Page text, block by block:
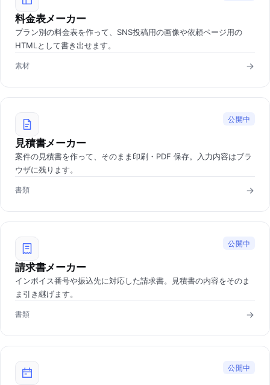
料金表メーカー
プラン別の料金表を作って、SNS投稿用の画像や依頼ページ用の
HTMLとして書き出せます。
素材
公開中
見積書メーカー
案件の見積書を作って、そのまま印刷・PDF 保存。入力内容はブラ
ウザに残ります。
書類
公開中
請求書メーカー
インボイス番号や振込先に対応した請求書。見積書の内容をそのま
ま引き継げます。
書類
公開中